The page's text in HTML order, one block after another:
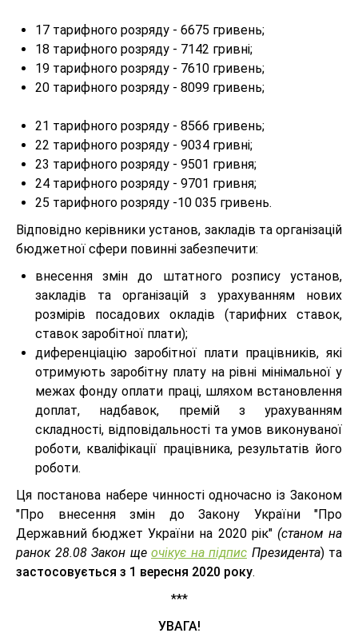
17 тарифного розряду - 6675 гривень;
18 тарифного розряду - 7142 гривні;
19 тарифного розряду - 7610 гривень;
20 тарифного розряду - 8099 гривень;
21 тарифного розряду - 8566 гривень;
22 тарифного розряду - 9034 гривні;
23 тарифного розряду - 9501 гривня;
24 тарифного розряду - 9701 гривня;
25 тарифного розряду -10 035 гривень.
Відповідно керівники установ, закладів та організацій
бюджетної сфери повинні забезпечити:
внесення змін до штатного розпису установ,
закладів та організацій з урахуванням нових
розмірів посадових окладів (тарифних ставок,
ставок заробітної плати);
диференціацію заробітної плати працівників, які
отримують заробітну плату на рівні мінімальної у
межах фонду оплати праці, шляхом встановлення
доплат, надбавок, премій з урахуванням
складності, відповідальності та умов виконуваної
роботи, кваліфікації працівника, результатів його
роботи.
Ця постанова набере чинності одночасно із Законом
"Про внесення змін до Закону України "Про
Державний бюджет України на 2020 рік" (станом на
ранок 28.08 Закон ще очікує на підпис Президента) та
застосовується з 1 вересня 2020 року.
***
УВАГА!